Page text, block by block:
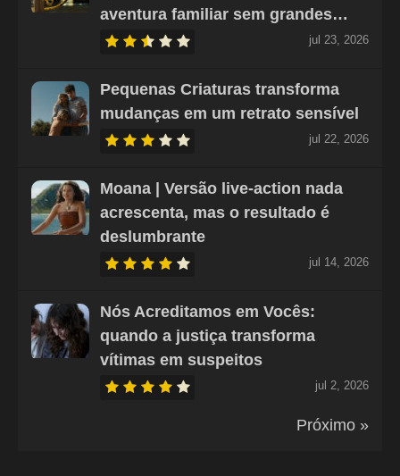
aventura familiar sem grandes…
jul 23, 2026
Pequenas Criaturas transforma
mudanças em um retrato sensível
jul 22, 2026
Moana | Versão live-action nada
acrescenta, mas o resultado é
deslumbrante
jul 14, 2026
Nós Acreditamos em Vocês:
quando a justiça transforma
vítimas em suspeitos
jul 2, 2026
Próximo »